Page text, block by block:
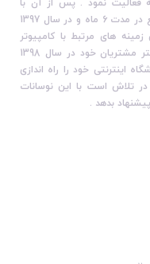
فعالیت نمود . پس از آن با
استقبال بالای مشتریان و پیشرفت کاری سریع در مدت 6 ماه و در سال 1397
های مرتبط با کامپیوتر
کردیم . ایکا کامپیوتر برای جلب رضایت بیشتر مشتریان خود در سال 1398
اینترنتی خود را راه اندازی
در تلاش است با این نوسانات
بدهد .